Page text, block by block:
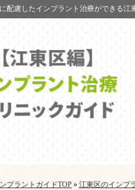
配慮したインプラント治療ができる江
プラントガイドTOP » 江東区のインプ